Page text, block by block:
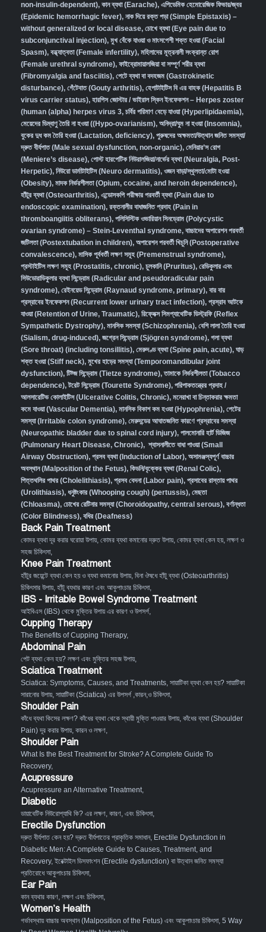
non-insulin-dependent), কান ব্যথা (Earache), এপিডেমিক হেমোরেজিক ফিভার/জ্বর
(Epidemic hemorrhagic fever), নাক দিয়ে রক্ত পড়া (Simple Epistaxis) –
without generalized or local disease, চোখে ব্যথা (Eye pain due to
subconjunctival injection), মুখ বেঁকে যাওয়া ও মাংসপেশী শক্ত হওয়া (Facial
Spasm), বন্ধ্যাত্বতা (Female infertility), মহিলাদের মূত্রনালী সংক্রান্ত রোগ
(Female urethral syndrome), ফাইব্রোমায়ালজিয়া বা সম্পূর্ণ শরীর ব্যথা
(Fibromyalgia and fasciitis), পেটে ব্যথা বা বদহজম (Gastrokinetic
disturbance), গেঁটেবাত (Gouty arthritis), হেপাটাইটিস বি এর বাহক (Hepatitis B
virus carrier status), হারপিস জোস্টার / ভাইরাল স্কিন ইনফেকশন – Herpes zoster
(human (alpha) herpes virus 3, চর্বির পরিমাণ বেড়ে যাওয়া (Hyperlipidaemia),
মেয়েদের ডিম্বাণু তৈরি না হওয়া ((Hypo-ovarianism), অনিদ্রা/ঘুম না হওয়া (Insomnia),
বুকের দুধ কম তৈরি হওয়া (Lactation, deficiency), পুরুষদের অক্ষমতা/উত্থান জনিত সমস্যা/
দ্রুত বীর্যপাত (Male sexual dysfunction, non-organic), মেনিয়ার’স রোগ
(Meniere’s disease), পোস্ট হারপেটিক নিউরালজিয়া/নার্ভের ব্যথা (Neuralgia, Post-
Herpetic), নিউরো ডার্মাটাইটিস (Neuro dermatitis), ওজন বাড়া/স্থূলতা/মোটা হওয়া
(Obesity), মাদক নির্ভরশীলতা (Opium, cocaine, and heroin dependence),
হাঁটুর ব্যথা (Osteoarthritis), এন্ডোসকপি পরীক্ষার পরবর্তী ব্যথা (Pain due to
endoscopic examination), রক্তনালীর বাধাজনিত প্রদাহ (Pain in
thromboangiitis obliterans), পলিসিস্টিক ওভারিয়ান সিনড্রোম (Polycystic
ovarian syndrome) – Stein-Leventhal syndrome, বাচ্চাদের অপারেশন পরবর্তী
জটিলতা (Postextubation in children), অপারেশন পরবর্তী খিচুনি (Postoperative
convalescence), মাসিক পূর্ববর্তী লক্ষণ সমূহ (Premenstrual syndrome),
প্রস্টাইটিস লক্ষণ সমূহ (Prostatitis, chronic), চুলকানি (Pruritus), রেডিকুলার এবং
সিউডোরাডিকুলার ব্যথা সিন্ড্রোম (Radicular and pseudoradicular pain
syndrome), রেইনয়েড সিন্ড্রোম (Raynaud syndrome, primary), বার বার
প্রস্রাবের ইনফেকশন (Recurrent lower urinary tract infection), প্রস্রাব আটকে
যাওয়া (Retention of Urine, Traumatic), রিফ্লেক্স সিমপ্যাথেটিক ডিস্ট্রফি (Reflex
Sympathetic Dystrophy), মানসিক সমস্যা (Schizophrenia), বেশি লালা তৈরি হওয়া
(Sialism, drug-induced), জগ্রেন সিন্ড্রোম (Sjögren syndrome), গলা ব্যথা
(Sore throat) (including tonsillitis), মেরুদণ্ড ব্যথা (Spine pain, acute), ঘাড়
শক্ত হওয়া (Stiff neck), মুখের হাড়ের সমস্যা (Temporomandibular joint
dysfunction), টিট্জ সিন্ড্রোম (Tietze syndrome),তামাকে নির্ভরশীলতা (Tobacco
dependence),টরেট সিন্ড্রোম (Tourette Syndrome), পরিপাকতন্ত্রের প্রদাহ /
আলসারেটিভ কোলাইটিস (Ulcerative Colitis, Chronic), মনেরাখা বা চিন্তাকরার ক্ষমতা
কমে যাওয়া (Vascular Dementia), মানসিক বিকাশ কম হওয়া (Hypophrenia), পেটের
সমস্যা (Irritable colon syndrome), মেরুদন্ডের আঘাতজনিত কারণে প্রস্রাবের সমস্যা
(Neuropathic bladder due to spinal cord injury), পালমোনারি হার্ট ডিজিজ
(Pulmonary Heart Disease, Chronic),শ্বাসনালীতে বাধা পাওয়া (Small
Airway Obstruction), প্রসব ব্যথা (Induction of Labor), অসামঞ্জস্যপূর্ণ বাচ্চার
অবস্থান (Malposition of the Fetus), কিডনি/বৃক্কের ব্যথা (Renal Colic),
পিত্তথলির পাথর (Cholelithiasis), প্রসব বেদনা (Labor pain), প্রসাবের রাস্তায় পাথর
(Urolithiasis), ধনুষ্টংকার (Whooping cough) (pertussis), মেছতা
(Chloasma), চোখের রেটিনার সমস্যা (Choroidopathy, central serous), বর্ণান্ধতা
(Color Blindness), বধির (Deafness)
Back Pain Treatment
কোমর ব্যথা দূর করার ঘরোয়া উপায়, কোমর ব্যথা কমানোর দ্রুত উপায়, কোমর ব্যথা কেন হয়, লক্ষণ ও
সহজ চিকিৎসা,
Knee Pain Treatment
হাঁটুর জয়েন্টে ব্যথা কেন হয় ও ব্যথা কমানোর উপায়, বিনা ঔষধে হাঁটু ব্যথা (Osteoarthritis)
চিকিৎসার উপায়, হাঁটু ব্যথার কারণ এবং আকুপাংচার চিকিৎসা,
IBS - Irritable Bowel Syndrome Treatment
আইবিএস (IBS) থেকে মুক্তির উপায় এর কারণ ও উপসর্গ,
Cupping Therapy
The Benefits of Cupping Therapy,
Abdominal Pain
পেট ব্যথা কেন হয়? লক্ষণ এবং মুক্তির সহজ উপায়,
Sciatica Treatment
Sciatica: Symptoms, Causes, and Treatments, সায়াটিকা ব্যথা কেন হয়? সায়াটিকা
সারানোর উপায়, সায়াটিকা (Sciatica) এর উপসর্গ ,কারন,ও চিকিৎসা,
Shoulder Pain
কাঁধে ব্যথা কিসের লক্ষণ? কাঁধের ব্যথা থেকে স্থায়ী মুক্তি পাওয়ার উপায়, কাঁধের ব্যথা (Shoulder
Pain) দূর করার উপায়, কারন ও লক্ষণ,
Shoulder Pain
What Is the Best Treatment for Stroke? A Complete Guide To
Recovery,
Acupressure
Acupressure an Alternative Treatment,
Diabetic
ডায়াবেটিক নিউরোপ্যাথি কি? এর লক্ষণ, কারণ, এবং চিকিৎসা,
Erectile Dysfunction
দ্রুত বীর্যপাত কেন হয়? দ্রুত বীর্যপাতের প্রাকৃতিক সমাধান, Erectile Dysfunction in
Diabetic Men: A Complete Guide to Causes, Treatment, and
Recovery, ইরেক্টাইল ডিসফাংশন (Erectile dysfunction) বা উত্থান জনিত সমস্যা
প্রতিরোধে আকুপাংচার চিকিৎসা,
Ear Pain
কান ব্যথার কারণ, লক্ষণ এবং চিকিৎসা,
Women’s Health
গর্ভাবস্থায় বাচ্চার অবস্থান (Malposition of the Fetus) এবং আকুপাংচার চিকিৎসা, 5 Way